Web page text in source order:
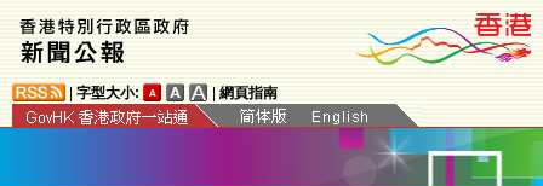
字型大小: 網頁指南